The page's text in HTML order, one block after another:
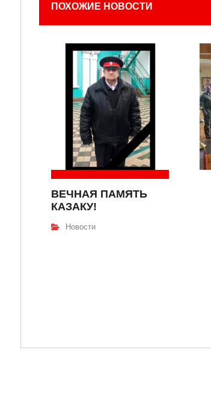
ПОХОЖИЕ НОВОСТИ
ВЕЧНАЯ ПАМЯТЬ
КАЗАКУ!
Новости